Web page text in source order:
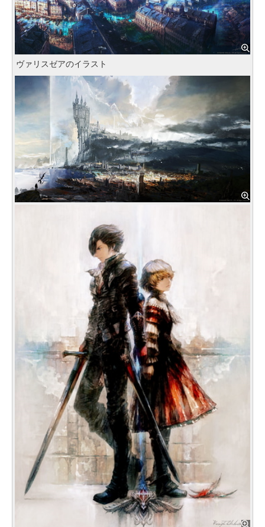
ヴァリスゼアのイラスト